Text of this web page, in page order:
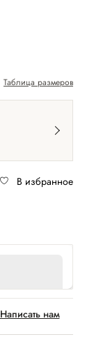
Таблица размеров
В избранное
Написать нам